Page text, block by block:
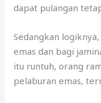
dapat pulangan
Sedangkan
emas dan bagi
itu runtuh, orang
pelaburan emas,